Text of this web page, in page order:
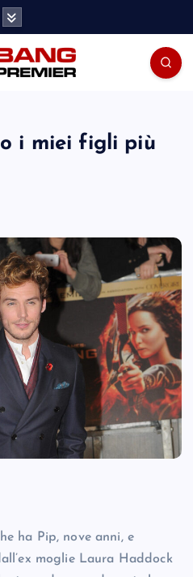
i miei figli più
ha Pip, nove anni, e
moglie Laura Haddock